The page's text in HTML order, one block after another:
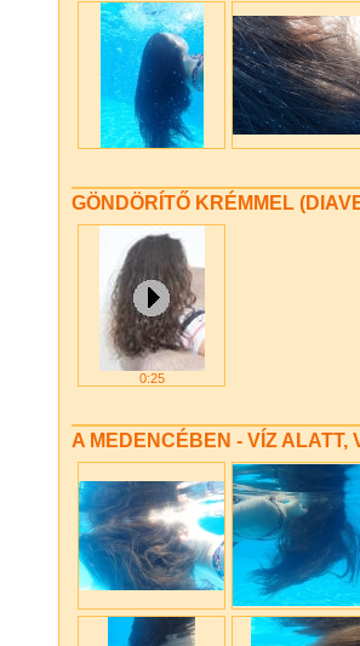
GÖNDÖRÍTŐ KRÉMMEL
0:25
A MEDENCÉBEN - VÍZ ALATT,